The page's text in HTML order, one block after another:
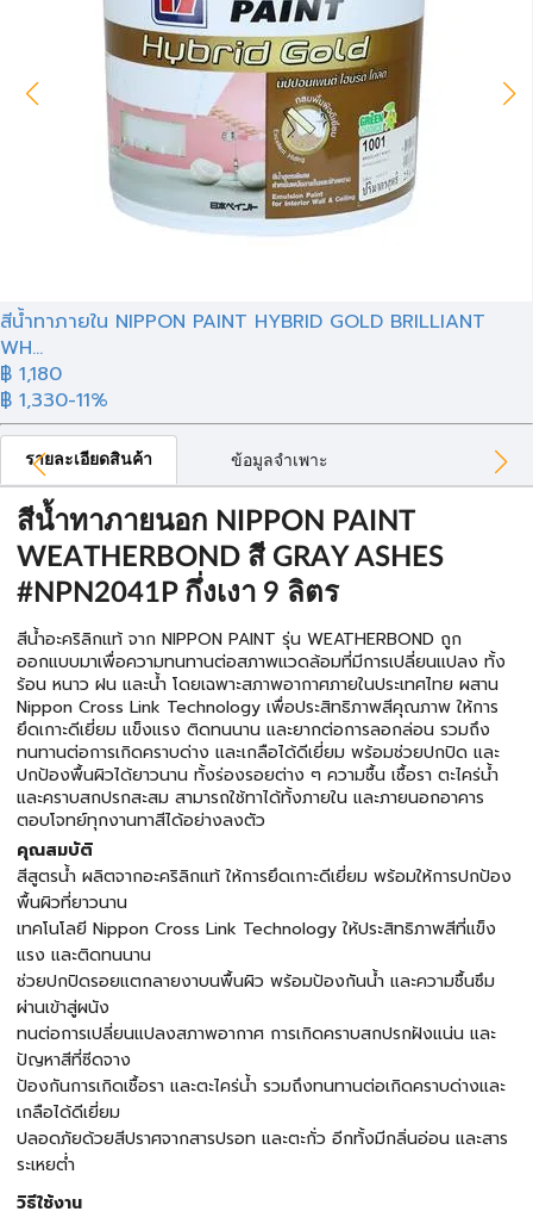
สีน้ำทาภายใน NIPPON PAINT HYBRID GOLD BRILLIANT
WH...
฿ 1,180
฿ 1,330-11%
รายละเอียดสินค้า ข้อมูลจำเพาะ
สีน้ำทาภายนอก NIPPON PAINT
WEATHERBOND สี GRAY ASHES
#NPN2041P กึ่งเงา 9 ลิตร
สีน้ำอะคริลิกแท้ จาก NIPPON PAINT รุ่น WEATHERBOND ถูก
ออกแบบมาเพื่อความทนทานต่อสภาพแวดล้อมที่มีการเปลี่ยนแปลง ทั้ง
ร้อน หนาว ฝน และน้ำ โดยเฉพาะสภาพอากาศภายในประเทศไทย ผสาน
Nippon Cross Link Technology เพื่อประสิทธิภาพสีคุณภาพ ให้การ
ยึดเกาะดีเยี่ยม แข็งแรง ติดทนนาน และยากต่อการลอกล่อน รวมถึง
ทนทานต่อการเกิดคราบด่าง และเกลือได้ดีเยี่ยม พร้อมช่วยปกปิด และ
ปกป้องพื้นผิวได้ยาวนาน ทั้งร่องรอยต่าง ๆ ความชื้น เชื้อรา ตะไคร่น้ำ
และคราบสกปรกสะสม สามารถใช้ทาได้ทั้งภายใน และภายนอกอาคาร
ตอบโจทย์ทุกงานทาสีได้อย่างลงตัว
คุณสมบัติ
สีสูตรน้ำ ผลิตจากอะคริลิกแท้ ให้การยึดเกาะดีเยี่ยม พร้อมให้การปกป้อง
พื้นผิวที่ยาวนาน
เทคโนโลยี Nippon Cross Link Technology ให้ประสิทธิภาพสีที่แข็ง
แรง และติดทนนาน
ช่วยปกปิดรอยแตกลายงาบนพื้นผิว พร้อมป้องกันน้ำ และความชื้นซึม
ผ่านเข้าสู่ผนัง
ทนต่อการเปลี่ยนแปลงสภาพอากาศ การเกิดคราบสกปรกฝังแน่น และ
ปัญหาสีที่ซีดจาง
ป้องกันการเกิดเชื้อรา และตะไคร่น้ำ รวมถึงทนทานต่อเกิดคราบด่างและ
เกลือได้ดีเยี่ยม
ปลอดภัยด้วยสีปราศจากสารปรอท และตะกั่ว อีกทั้งมีกลิ่นอ่อน และสาร
ระเหยต่ำ
วิธีใช้งาน